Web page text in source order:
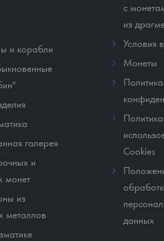
и корабли
галерея
и
монет
из
металлов
с
из
Условия
Монеты
Политика
Политика
Cookies
данных